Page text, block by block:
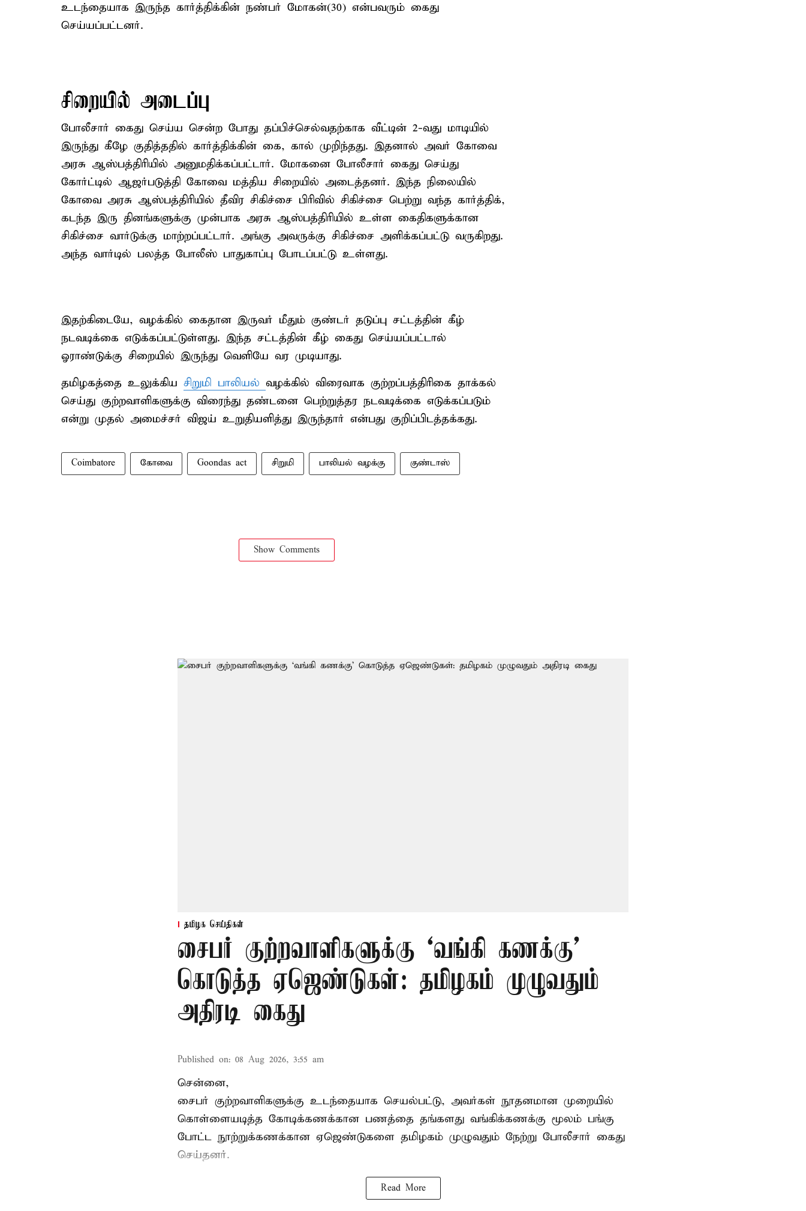
உடந்தையாக இருந்த கார்த்திக்கின் நண்பர் மோகன்(30) என்பவரும் கைது
செய்யப்பட்டனர்.
சிறையில் அடைப்பு
போலீசார் கைது செய்ய சென்ற போது தப்பிச்செல்வதற்காக வீட்டின் 2-வது மாடியில்
இருந்து கீழே குதித்ததில் கார்த்திக்கின் கை, கால் முறிந்தது. இதனால் அவர் கோவை
அரசு ஆஸ்பத்திரியில் அனுமதிக்கப்பட்டார். மோகனை போலீசார் கைது செய்து
கோர்ட்டில் ஆஜர்படுத்தி கோவை மத்திய சிறையில் அடைத்தனர். இந்த நிலையில்
கோவை அரசு ஆஸ்பத்திரியில் தீவிர சிகிச்சை பிரிவில் சிகிச்சை பெற்று வந்த கார்த்திக்,
கடந்த இரு தினங்களுக்கு முன்பாக அரசு ஆஸ்பத்திரியில் உள்ள கைதிகளுக்கான
சிகிச்சை வார்டுக்கு மாற்றப்பட்டார். அங்கு அவருக்கு சிகிச்சை அளிக்கப்பட்டு வருகிறது.
அந்த வார்டில் பலத்த போலீஸ் பாதுகாப்பு போடப்பட்டு உள்ளது.
இதற்கிடையே, வழக்கில் கைதான இருவர் மீதும் குண்டர் தடுப்பு சட்டத்தின் கீழ்
நடவடிக்கை எடுக்கப்பட்டுள்ளது. இந்த சட்டத்தின் கீழ் கைது செய்யப்பட்டால்
ஓராண்டுக்கு சிறையில் இருந்து வெளியே வர முடியாது.
தமிழகத்தை உலுக்கிய சிறுமி பாலியல் வழக்கில் விரைவாக குற்றப்பத்திரிகை தாக்கல்
செய்து குற்றவாளிகளுக்கு விரைந்து தண்டனை பெற்றுத்தர நடவடிக்கை எடுக்கப்படும்
என்று முதல் அமைச்சர் விஜய் உறுதியளித்து இருந்தார் என்பது குறிப்பிடத்தக்கது.
Coimbatore கோவை Goondas act சிறுமி பாலியல் வழக்கு குண்டாஸ்
Show Comments
தமிழக செய்திகள்
சைபர் குற்றவாளிகளுக்கு ‘வங்கி கணக்கு’
கொடுத்த ஏஜெண்டுகள்: தமிழகம் முழுவதும்
அதிரடி கைது
Published on: 08 Aug 2026, 3:55 am
சென்னை,
சைபர் குற்றவாளிகளுக்கு உடந்தையாக செயல்பட்டு, அவர்கள் நூதனமான முறையில்
கொள்ளையடித்த கோடிக்கணக்கான பணத்தை தங்களது வங்கிக்கணக்கு மூலம் பங்கு
போட்ட நூற்றுக்கணக்கான ஏஜெண்டுகளை தமிழகம் முழுவதும் நேற்று போலீசார் கைது
செய்தனர்.
Read More